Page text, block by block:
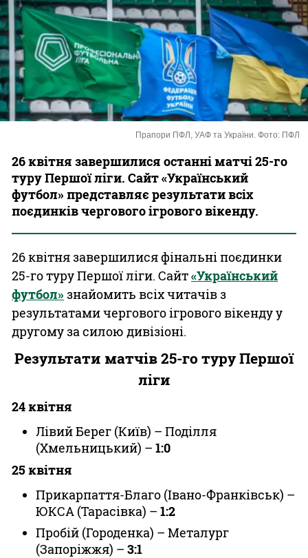
Різне
Букмекери
Казино
Прапори ПФЛ, УАФ та України. Фото: ПФЛ
26 квітня завершилися останні матчі 25-го
туру Першої ліги. Сайт «Український
футбол» представляє результати всіх
поєдинків чергового ігрового вікенду.
26 квітня завершилися фінальні поєдинки
25-го туру Першої ліги. Сайт«Український
футбол»знайомить всіх читачів з
результатами чергового ігрового вікенду у
другому за силою дивізіоні.
Результати матчів 25-го туру Першої
ліги
24 квітня
Лівий Берег (Київ) – Поділля
(Хмельницький) – 1:0
25 квітня
Прикарпаття-Благо (Івано-Франківськ) –
ЮКСА (Тарасівка) – 1:2
Пробій (Городенка) – Металург
(Запоріжжя) – 3:1